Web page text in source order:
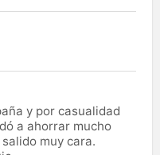
y por casualidad
a ahorrar mucho
muy cara.